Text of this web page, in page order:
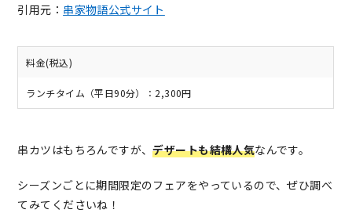
引用元： 串家物語公式サイト
料金(税込)
ランチタイム（平日90分）：2,300円
串カツはもちろんですが、デザートも結構人気なんです。
シーズンごとに期間限定のフェアをやっているので、ぜひ調べ
てみてくださいね！